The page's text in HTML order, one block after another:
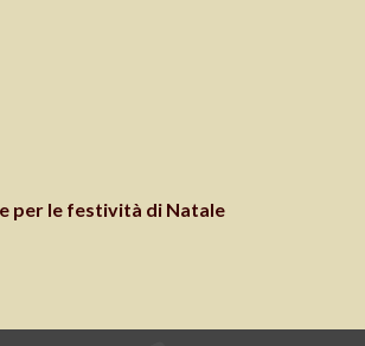
per le festività di Natale